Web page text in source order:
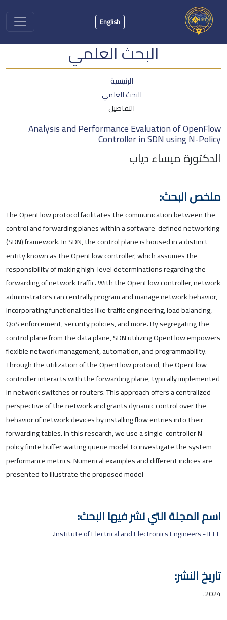
English
البحث العلمي
الرئيسية
البحث العلمي
التفاصيل
Analysis and Performance Evaluation of OpenFlow
Controller in SDN using N-Policy
الدكتورة ميساء دياب
ملخص البحث:
The OpenFlow protocol facilitates the communication between the
control and forwarding planes within a software-defined networking
(SDN) framework. In SDN, the control plane is housed in a distinct
entity known as the OpenFlow controller, which assumes the
responsibility of making high-level determinations regarding the
forwarding of network traffic. With the OpenFlow controller, network
administrators can centrally program and manage network behavior,
incorporating functionalities like traffic engineering, load balancing,
QoS enforcement, security policies, and more. By segregating the
control plane from the data plane, SDN utilizing OpenFlow empowers
flexible network management, automation, and programmability.
Through the utilization of the OpenFlow protocol, the OpenFlow
controller interacts with the forwarding plane, typically implemented
in network switches or routers. This approach offers a centralized
perspective of the network and grants dynamic control over the
behavior of network devices by installing flow entries into their
forwarding tables. In this research, we use a single-controller N-
policy finite buffer waiting queue model to investigate the system
performance metrics. Numerical examples and different indices are
presented to illustrate the proposed model
اسم المجلة التي نشر فيها البحث:
Institute of Electrical and Electronics Engineers - IEEE
.
تاريخ النشر:
2024.